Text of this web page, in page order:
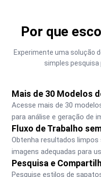
Por que
Experimente uma solução
simples pesquisa
Mais de 30 Modelos
Acesse mais de 30
para análise e geração de
Fluxo de Trabalho
Obtenha resultados
imagens adequadas para
Pesquisa e
Pesquise estilos de